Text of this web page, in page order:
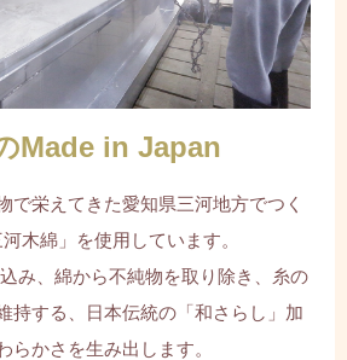
Made in Japan
で栄えてきた愛知県三河地方でつく
木綿」を使用しています。
み、綿から不純物を取り除き、⽷の
持する、日本伝統の「和さらし」加
らかさを生み出します。